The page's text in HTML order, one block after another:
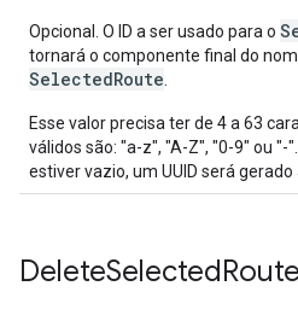
Opcional. O ID a ser usado para o
tornará o componente final do
SelectedRoute
Esse valor precisa ter de 4 a 63
válidos são: "a-z", "A-Z", "0-9" ou
estiver vazio, um UUID será
DeleteSelectedRoute